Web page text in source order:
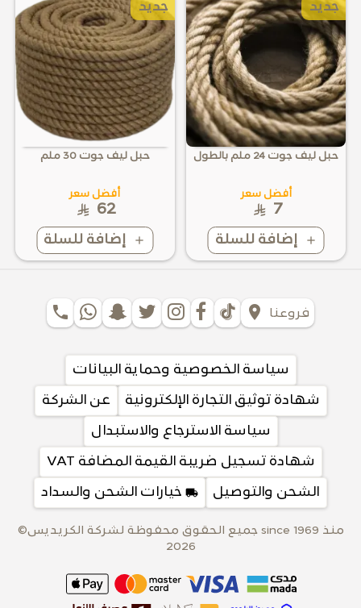
إضافة للسلة
جديد
حبل ليف جوت 24 ملم بالطول
أفضل سعر
7
إضافة للسلة
جديد
حبل ليف جوت 30 ملم
أفضل سعر
62
phone location_on فروعنا
سياسة الخصوصية وحماية البيانات
شهادة توثيق التجارة الإلكترونية عن الشركة
سياسة الاسترجاع والاستبدال
شهادة تسجيل ضريبة القيمة المضافة VAT
الشحن والتوصيل local_shippingخيارات الشحن والسداد
منذ 1969 since جميع الحقوق محفوظة لشركة الكريديس©
2026